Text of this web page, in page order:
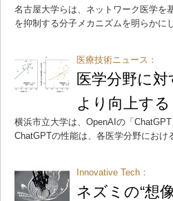
名古屋大学らは、ネットワーク医学を
を抑制する分子メカニズムを明らかにし
医療技術ニュース：
医学分野に
より向上する
横浜市立大学は、OpenAIの「
ChatGPTの性能は、各医学分野にお
Innovative Tech：
ネズミの“想